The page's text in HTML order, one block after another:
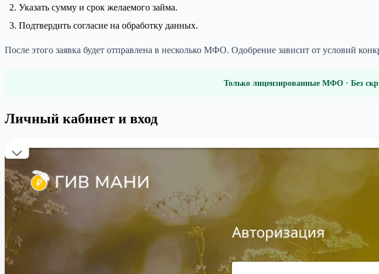
Указать сумму и срок желаемого займа.
Подтвердить согласие на обработку данных.
После этого заявка будет отправлена в несколько МФО. Одобрение зависит от условий
Только лицензированные МФО · Без
Личный кабинет и вход